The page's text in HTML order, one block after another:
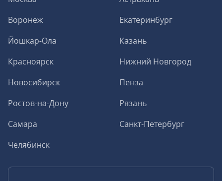
Воронеж
Екатеринбург
Йошкар-Ола
Казань
Красноярск
Нижний Новгород
Новосибирск
Пенза
Ростов-на-Дону
Рязань
Самара
Санкт-Петербург
Челябинск